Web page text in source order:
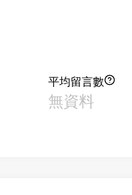
平均留言數
無資料